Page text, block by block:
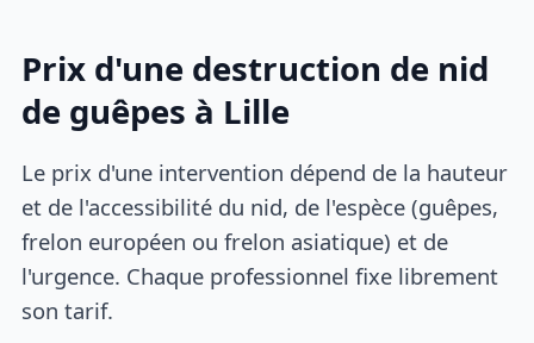
Prix d'une destruction de nid
de guêpes à Lille
Le prix d'une intervention dépend de la hauteur
et de l'accessibilité du nid, de l'espèce (guêpes,
frelon européen ou frelon asiatique) et de
l'urgence. Chaque professionnel fixe librement
son tarif.